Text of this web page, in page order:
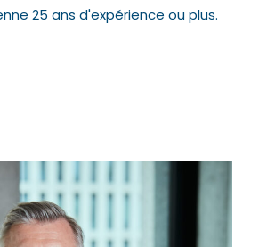
25 ans d'expérience ou plus.